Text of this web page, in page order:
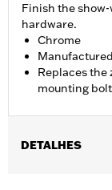
Finish the
hardware.
Chrome
Replaces
mounting
DETALHES